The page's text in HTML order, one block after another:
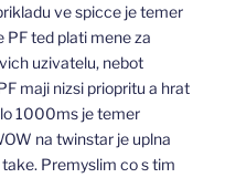
ve spicce je temer
PF ted plati mene za
uzivatelu, nebot
maji nizsi priopritu a hrat
1000ms je temer
na twinstar je uplna
Premyslim co s tim